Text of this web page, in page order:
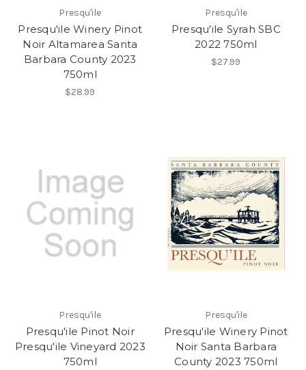
Presqu'ile
Presqu'ile Winery Pinot
Noir Altamarea Santa
Barbara County 2023
750ml
$28.99
Presqu'ile
Presqu'ile Syrah SBC
2022 750ml
$27.99
Presqu'ile
Presqu'ile Pinot Noir
Presqu'ile Vineyard 2023
750ml
Presqu'ile
Presqu'ile Winery Pinot
Noir Santa Barbara
County 2023 750ml